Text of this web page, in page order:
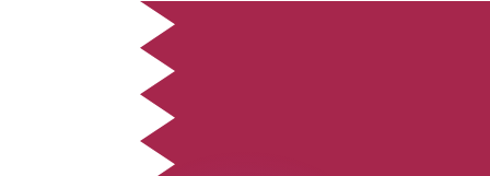
La aplicación Xe tiene todo lo que necesitas para
transferencias de dinero internacionales y gestión de
divisas. Convierte divisas, configura alertas de tipos y
transfiere dinero al extranjero sin comisiones ocultas.